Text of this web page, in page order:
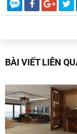
BÀI VIẾT LIÊN